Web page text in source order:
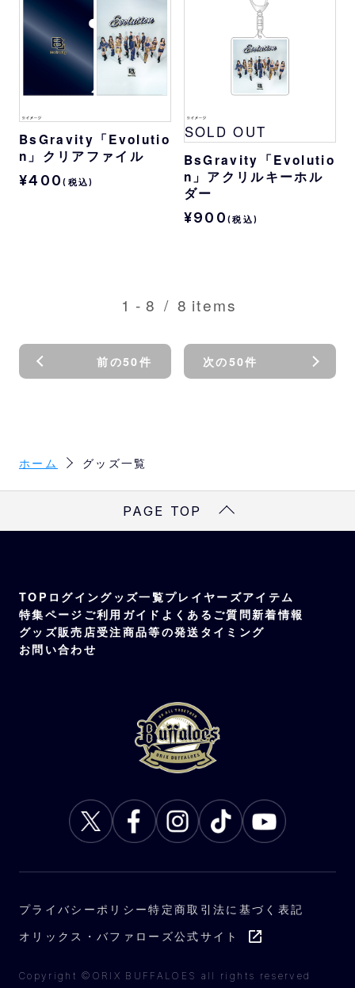
BsGravity「Evolutio
n」クリアファイル
¥400(税込)
SOLD OUT
BsGravity「Evolutio
n」アクリルキーホル
ダー
¥900(税込)
1 - 8 / 8 items
前の50件 次の50件
ホーム グッズ一覧
PAGE TOP
TOP ログイングッズ一覧プレイヤーズアイテム
特集ページ ご利用ガイド よくあるご質問新着情報
グッズ販売店受注商品等の発送タイミング
お問い合わせ
プライバシーポリシー特定商取引法に基づく表記
オリックス・バファローズ公式サイト
Copyright ©ORIX BUFFALOES all rights reserved